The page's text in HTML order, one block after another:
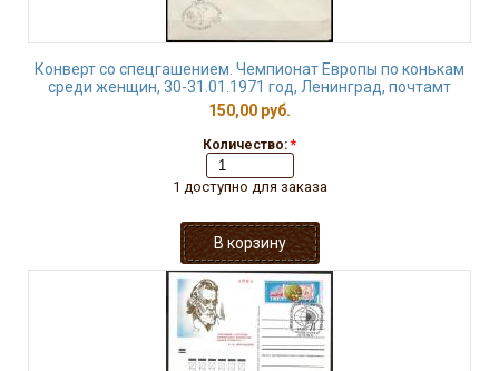
Конверт со спецгашением. Чемпионат Европы по конькам
среди женщин, 30-31.01.1971 год, Ленинград, почтамт
150,00 руб.
Количество: *
1 доступно для заказа